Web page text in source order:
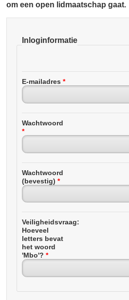
om een open lidmaatschap gaat.
Inloginformatie
E-mailadres*
Wachtwoord
*
Wachtwoord
(bevestig)*
Veiligheidsvraag:
Hoeveel
letters bevat
het woord
'Mbo'?*